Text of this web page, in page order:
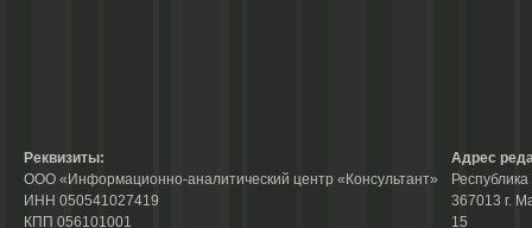
Реквизиты:
ООО «Информационно-аналитический центр «Консультант»
ИНН 050541027419
КПП 056101001
Адрес
367013 г.
15